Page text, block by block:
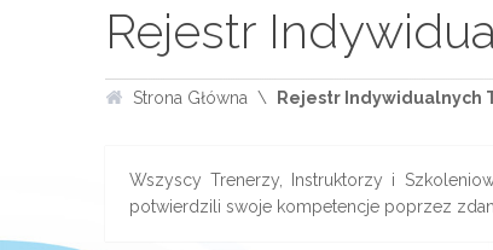
Rejestr
Strona Główna Rejestr Indywidualnych
Wszyscy Trenerzy, Instruktorzy i
potwierdzili swoje kompetencje poprzez